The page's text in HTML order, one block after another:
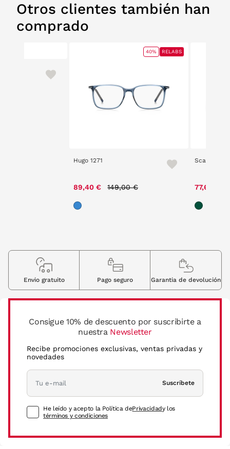
Otros clientes también han
comprado
Hugo 1271
89,40 € 149,00 €
40% RELABS
Scalpers
77,60 €
Consigue 10% de descuento por suscribirte a
nuestra Newsletter
Recibe promociones exclusivas, ventas privadas y
novedades
Suscríbete
He leído y acepto la Política dePrivacidady los
términos y condiciones
Envio gratuito Pago seguro Garantia de devolución